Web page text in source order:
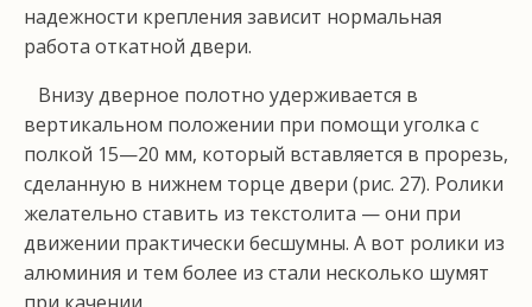
надежности крепления зависит нормальная
работа откатной двери.
Внизу дверное полотно удерживается в
вертикаль­ном положении при помощи уголка с
полкой 15—20 мм, который вставляется в прорезь,
сделанную в ниж­нем торце двери (рис. 27). Ролики
желательно ставить из текстолита — они при
движении практически бес­шумны. А вот ролики из
алюминия и тем более из стали несколько шумят